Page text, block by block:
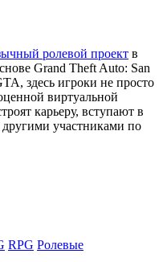
ролевой проект в
Grand Theft Auto: San
здесь игроки не просто
виртуальной
карьеру, вступают в
участниками по
RPG Ролевые